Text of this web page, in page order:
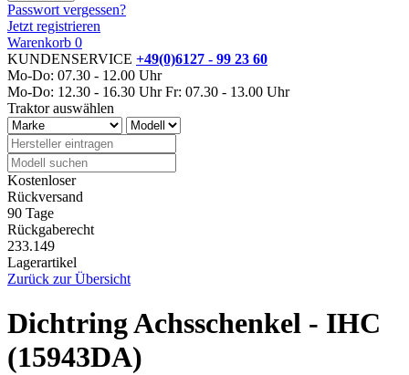
Passwort vergessen?
Jetzt registrieren
Warenkorb 0
KUNDENSERVICE +49(0)6127 - 99 23 60
Mo-Do: 07.30 - 12.00 Uhr
Mo-Do: 12.30 - 16.30 Uhr Fr: 07.30 - 13.00 Uhr
Traktor auswählen
Kostenloser
Rückversand
90 Tage
Rückgaberecht
233.149
Lagerartikel
Zurück zur Übersicht
Dichtring Achsschenkel - IHC
(15943DA)